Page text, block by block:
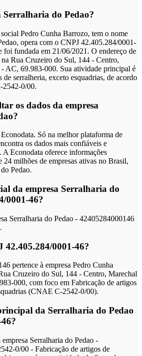
Serralharia do Pedao?
Pedro Cunha Barrozo, tem o nome
opera com o CNPJ 42.405.284/0001-
foi fundada em 21/06/2021. O endereço de
na Rua Cruzeiro do Sul, 144 - Centro,
AC, 69.983-000. Sua atividade principal é
de serralheria, exceto esquadrias, de acordo
0/00.
os dados da empresa
Só na melhor plataforma de
os dados mais confiáveis e
A Econodata oferece informações
24 milhões de empresas ativas no Brasil,
Pedao.
da empresa Serralharia do
0001-46?
Serralharia do Pedao - 42405284000146
42.405.284/0001-46?
pertence à empresa Pedro Cunha
Cruzeiro do Sul, 144 - Centro, Marechal
000, com foco em Fabricação de artigos
(CNAE C-2542-0/00).
da Serralharia do Pedao
Serralharia do Pedao -
0/00 - Fabricação de artigos de